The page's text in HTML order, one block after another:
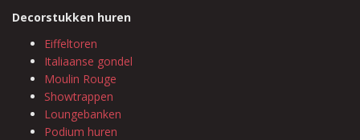
Decorstukken huren
Eiffeltoren
Italiaanse gondel
Moulin Rouge
Showtrappen
Loungebanken
Podium huren